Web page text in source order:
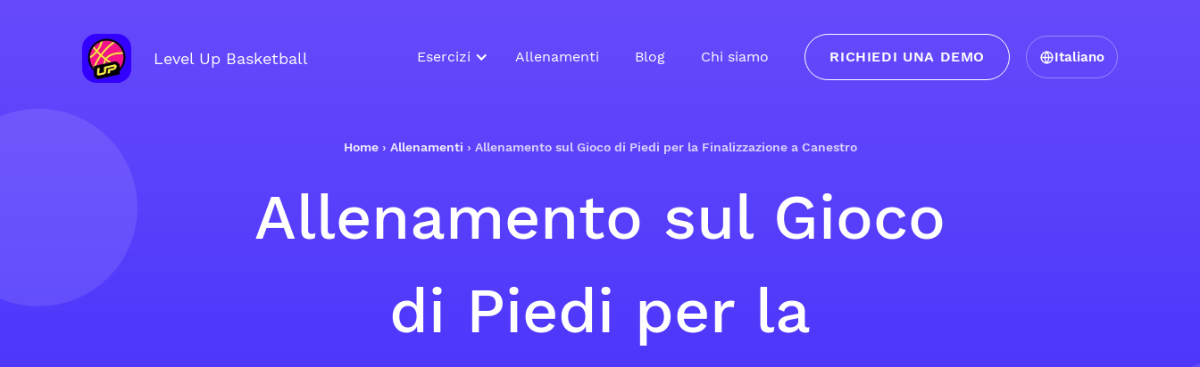
Level Up Basketball Esercizi Allenamenti Blog Chi siamo RICHIEDI UNA DEMO Italiano
Home› Allenamenti › Allenamento sul Gioco di Piedi per la Finalizzazione a Canestro
Allenamento sul Gioco
di Piedi per la